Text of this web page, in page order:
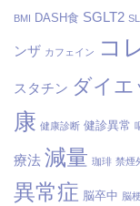
BMI DASH食 SGLT2
ンザ カフェイン コ
スタチン ダイエ
康 健康診断 健診異常
療法 減量 珈琲 禁煙
異常症 脳卒中 脳